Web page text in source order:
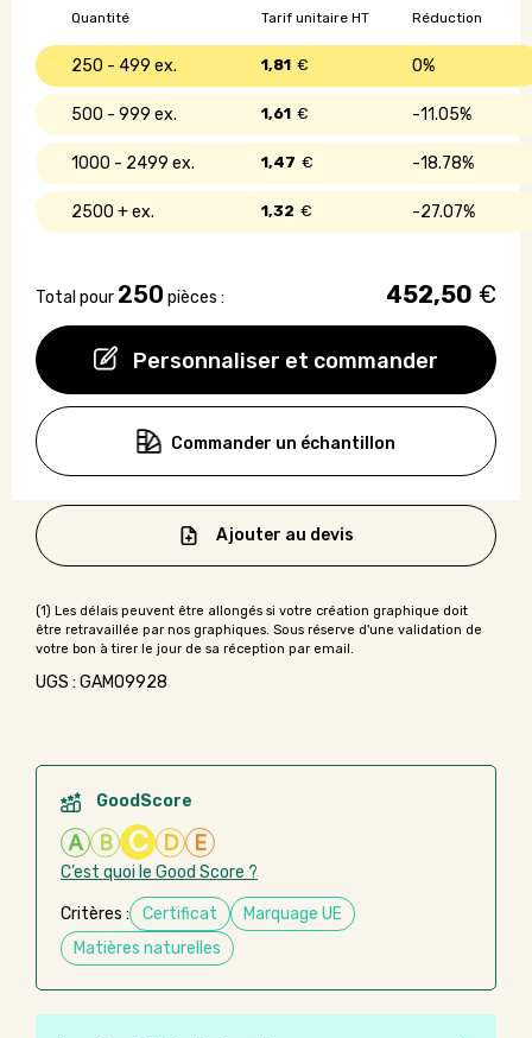
Personnaliser et commander
14
x
22
Quantité Réduction
Tarif unitaire HT
250 - 499 0%
1,81 €
500 - 999 11.05%
1,61 €
1000 - 2499 18.78%
1,47 €
2500 + 27.07%
1,32 €
Total pour 250 pièces : 452,50 €
Commander un échantillon
Ajouter au devis
UGS : GAMO9928
GoodScore
A B C D E
C’est quoi le Good Score ?
Critères : Certificat
Marquage UE
Matières naturelles